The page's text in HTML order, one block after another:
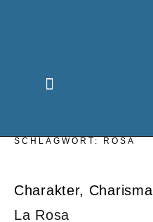
SCHLAGWORT: ROSA
Charakter
Charisma
La Rosa